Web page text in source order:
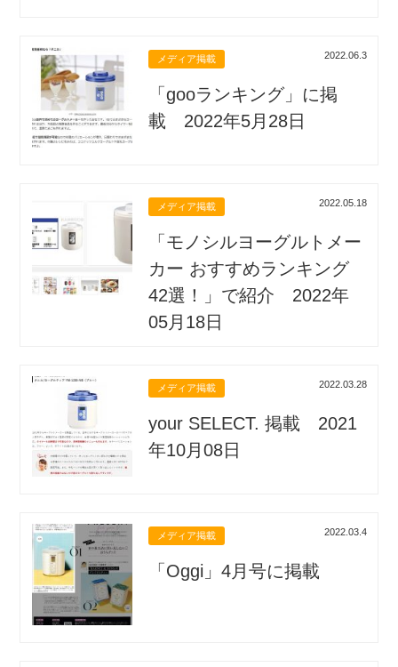
メディア掲載 2022.06.3
「gooランキング」に掲
載 2022年5月28日
メディア掲載 2022.05.18
「モノシルヨーグルトメー
カー おすすめランキング
42選！」で紹介 2022年
05月18日
メディア掲載 2022.03.28
your SELECT. 掲載 2021
年10月08日
メディア掲載 2022.03.4
「Oggi」4月号に掲載